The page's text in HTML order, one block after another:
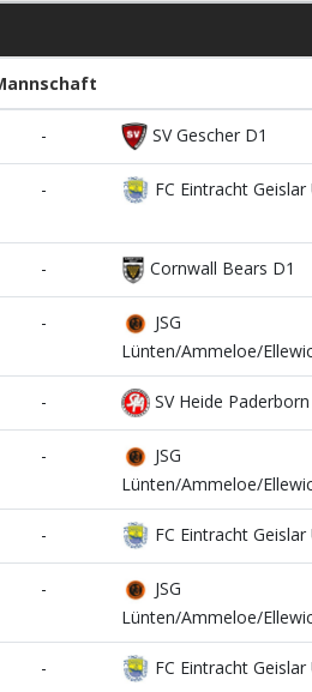
- SV Gescher D1
- FC Eintracht Geislar
- Cornwall Bears D1
-
JSG
Lünten/Ammeloe/
- SV Heide
-
JSG
Lünten/Ammeloe/
- FC Eintracht Geislar
-
JSG
Lünten/Ammeloe/
- FC Eintracht Geislar